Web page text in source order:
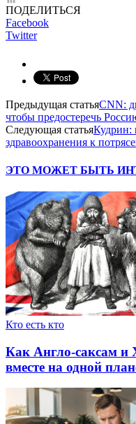
ПОДЕЛИТЬСЯ
Facebook
Twitter
Предыдущая статьяCNN:
чтобы предостеречь
Следующая статьяКудрин:
здравоохранения к
ЭТО МОЖЕТ БЫТЬ
Кто есть кто
Как Англо-саксам
вместе на одной